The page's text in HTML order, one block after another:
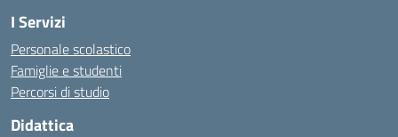
I Servizi
Personale scolastico
Famiglie e studenti
Percorsi di studio
Didattica